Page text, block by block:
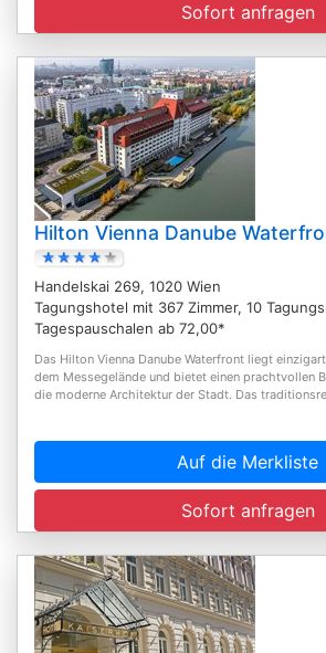
Sofort anfragen
Hilton Vienna Danube
Handelskai 269, 1020 Wien
Tagungshotel mit 367 Zimmer, 10
Tagespauschalen ab 72,00*
Das Hilton Vienna Danube Waterfront liegt
dem Messegelände und bietet einen prachtvollen
die moderne Architektur der Stadt. Das
Auf die Merkliste
Sofort anfragen